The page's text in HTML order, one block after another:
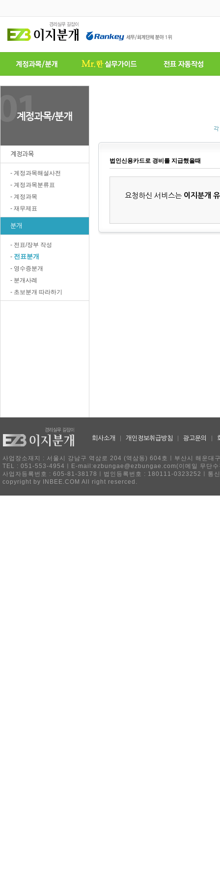
계정과목
- 계정과목해설사전
- 계정과목분류표
- 계정과목
- 재무제표
분개
- 전표/장부 작성
- 전표분개
- 영수증분개
- 분개사례
- 초보분개 따라하기
각
법인신용카드로 경비를 지급했을때
요청하신 서비스는 이지분개
회사소개 개인정보취급방침 광고문의
사업장소재지 : 서울시 강남구 역삼로 204 (역삼동) 604호ㅣ부산시 해운
TEL : 051-553-4954ㅣE-mail:ezbungae@ezbungae.com(이메일 무단수
사업자등록번호 : 605-81-38178ㅣ법인등록번호 : 180111-0323252ㅣ통
copyright by INBEE.COM All right reserced.